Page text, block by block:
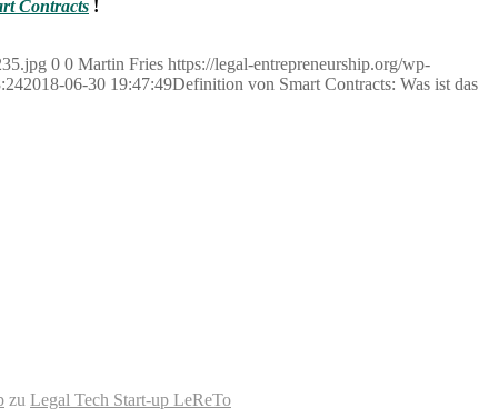
Contracts !
0 0 Martin Fries https://legal-entrepreneurship.org/wp-
2018-06-30 19:47:49Definition von Smart Contracts: Was ist das
zu Legal Tech Start-up LeReTo